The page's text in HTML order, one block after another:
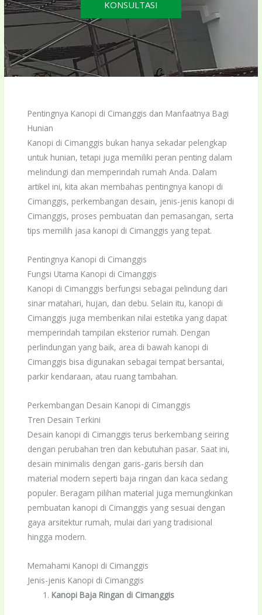
KONSULTASI
Pentingnya Kanopi di Cimanggis dan Manfaatnya Bagi
Hunian
Kanopi di Cimanggis bukan hanya sekadar pelengkap
untuk hunian, tetapi juga memiliki peran penting dalam
melindungi dan memperindah rumah Anda. Dalam
artikel ini, kita akan membahas pentingnya kanopi di
Cimanggis, perkembangan desain, jenis-jenis kanopi di
Cimanggis, proses pembuatan dan pemasangan, serta
tips memilih jasa kanopi di Cimanggis yang tepat.
Pentingnya Kanopi di Cimanggis
Fungsi Utama Kanopi di Cimanggis
Kanopi di Cimanggis berfungsi sebagai pelindung dari
sinar matahari, hujan, dan debu. Selain itu, kanopi di
Cimanggis juga memberikan nilai estetika yang dapat
memperindah tampilan eksterior rumah. Dengan
perlindungan yang baik, area di bawah kanopi di
Cimanggis bisa digunakan sebagai tempat bersantai,
parkir kendaraan, atau ruang tambahan.
Perkembangan Desain Kanopi di Cimanggis
Tren Desain Terkini
Desain kanopi di Cimanggis terus berkembang seiring
dengan perubahan tren dan kebutuhan pasar. Saat ini,
desain minimalis dengan garis-garis bersih dan
material modern seperti baja ringan dan kaca sedang
populer. Beragam pilihan material juga memungkinkan
pembuatan kanopi di Cimanggis yang sesuai dengan
gaya arsitektur rumah, mulai dari yang tradisional
hingga modern.
Memahami Kanopi di Cimanggis
Jenis-jenis Kanopi di Cimanggis
Kanopi Baja Ringan di Cimanggis